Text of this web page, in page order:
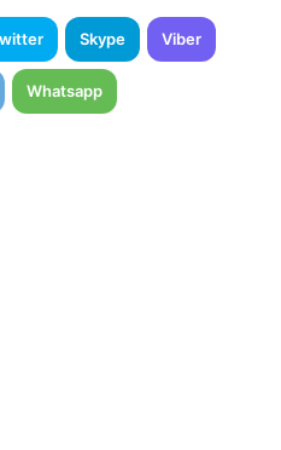
Skype Viber
Whatsapp